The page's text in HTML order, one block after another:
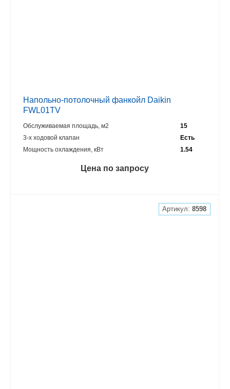
Напольно-потолочный фанкойл Daikin
FWL01TV
Обслуживаемая площадь, м2
15
3-х ходовой клапан
Есть
Мощность охлаждения, кВт
1.54
Цена по запросу
Артикул:8598